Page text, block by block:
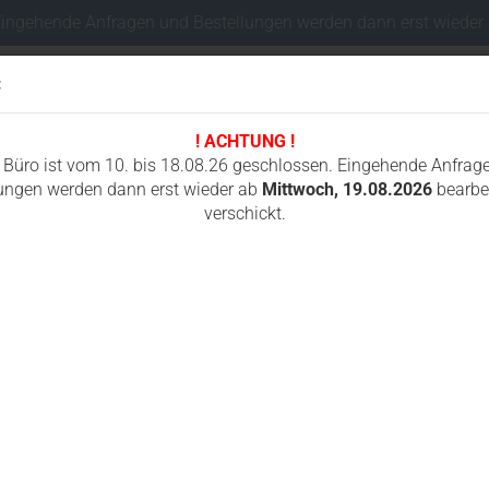
! ACHTUNG !
Büro ist vom 10. bis 18.08.26 geschlossen. Eingehende
werden dann erst wieder ab Mittwoch, 19.08.2026
verschickt.
Sprache auswählen
Anfragen und Bestellungen werden dann erst wieder